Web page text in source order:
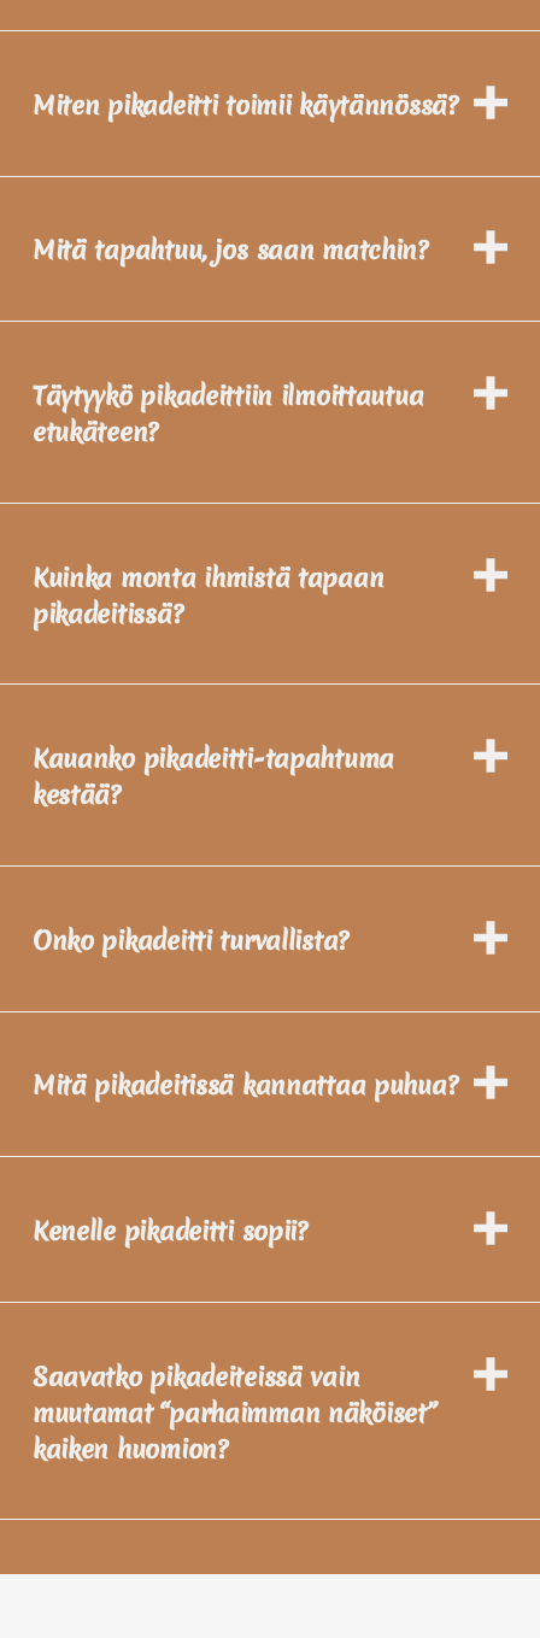
Miten pikadeitti toimii käytännössä?
Mitä tapahtuu, jos saan matchin?
Täytyykö pikadeittiin ilmoittautua
etukäteen?
Kuinka monta ihmistä tapaan
pikadeitissä?
Kauanko pikadeitti-tapahtuma
kestää?
Onko pikadeitti turvallista?
Mitä pikadeitissä kannattaa puhua?
Kenelle pikadeitti sopii?
Saavatko pikadeiteissä vain
muutamat “parhaimman näköiset”
kaiken huomion?